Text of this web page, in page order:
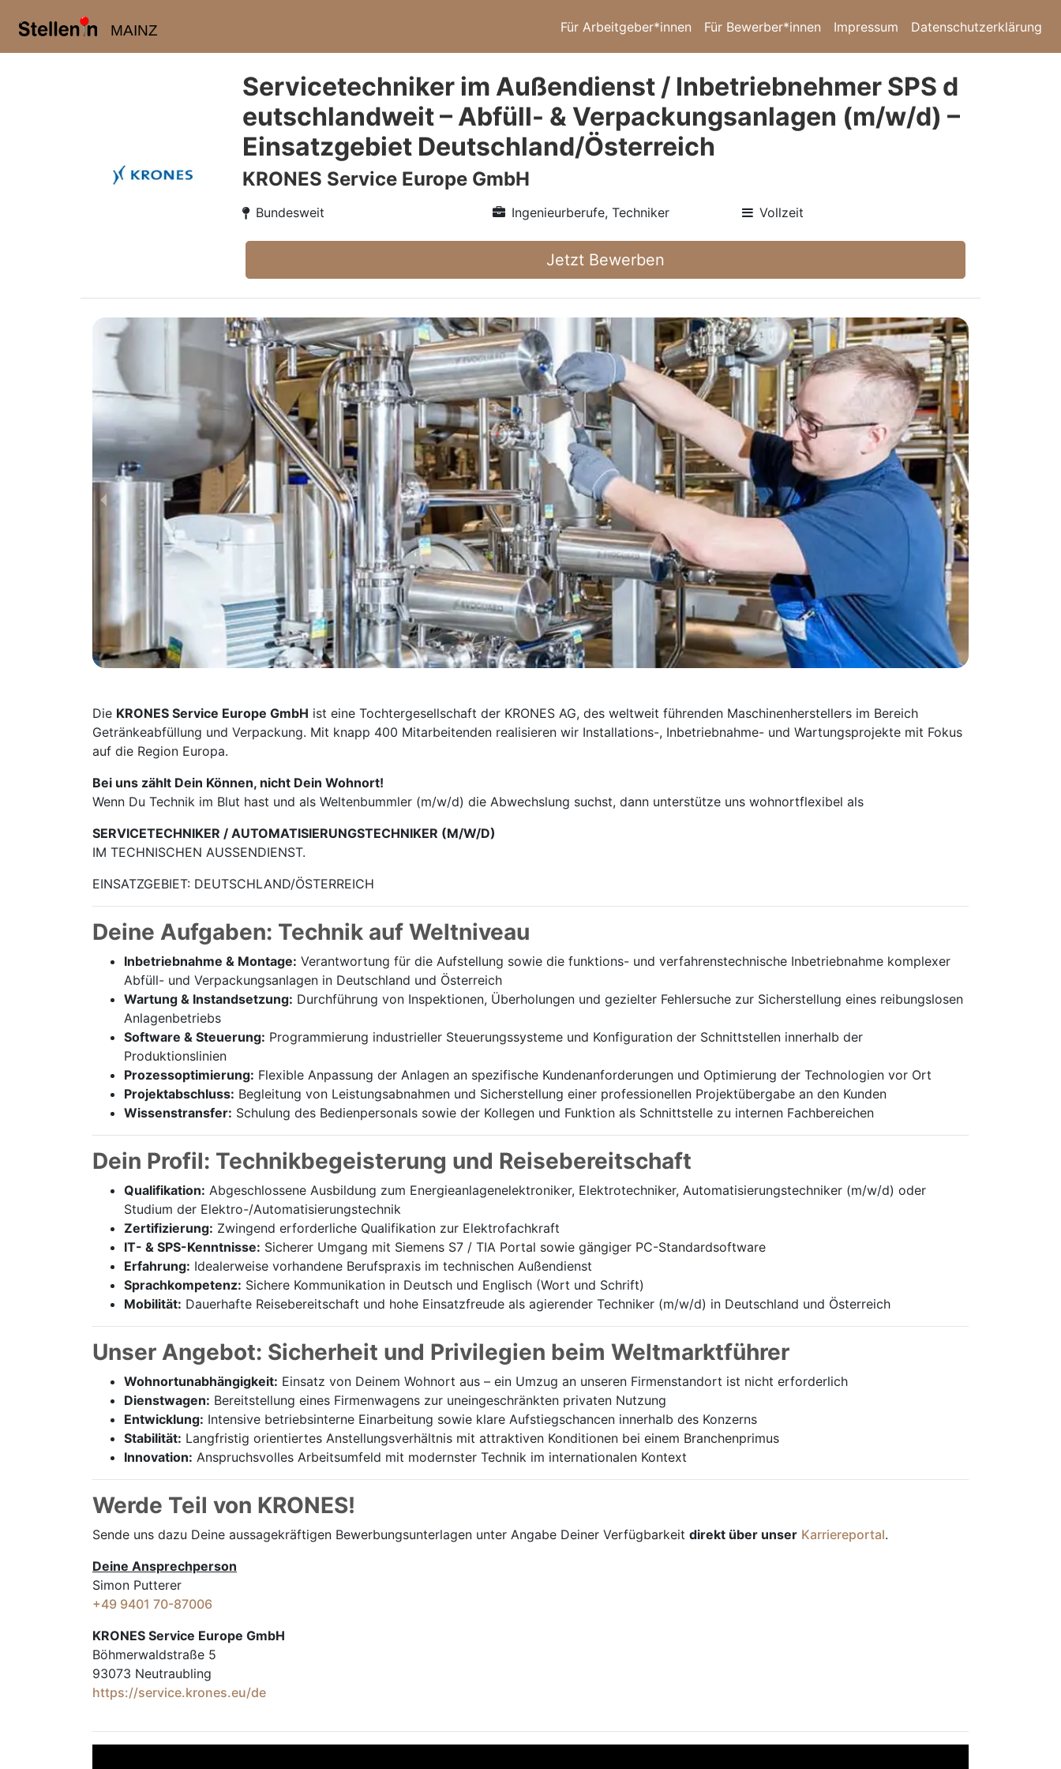
MAINZ Für Arbeitgeber*innen Für Bewerber*innen Impressum Datenschutzerklärung
Servicetechniker im Außendienst / Inbetriebnehmer SPS d
eutschlandweit – Abfüll- & Verpackungsanlagen (m/w/d) –
Einsatzgebiet Deutschland/Österreich
KRONES Service Europe GmbH
Bundesweit Ingenieurberufe, Techniker Vollzeit
Jetzt Bewerben
Die KRONES Service Europe GmbH ist eine Tochter­gesellschaft der KRONES AG, des weltweit führenden Maschinen­herstellers im Bereich
Getränke­abfüllung und Verpackung. Mit knapp 400 Mitarbei­tenden realisieren wir Installations-, Inbetrieb­nahme- und Wartungs­projekte mit Fokus
auf die Region Europa.
Bei uns zählt Dein Können, nicht Dein Wohnort!
Wenn Du Technik im Blut hast und als Weltenbummler (m/w/d) die Abwechslung suchst, dann unterstütze uns wohnortflexibel als
SERVICETECHNIKER / AUTOMATISIERUNGSTECHNIKER (M/W/D)
IM TECHNISCHEN AUSSENDIENST.
EINSATZGEBIET: DEUTSCHLAND/ÖSTERREICH
Deine Aufgaben: Technik auf Weltniveau
Inbetriebnahme & Montage: Verantwortung für die Aufstellung sowie die funktions- und verfahrenstechnische Inbetriebnahme komplexer
Abfüll- und Verpackungsanlagen in Deutschland und Österreich
Wartung & Instandsetzung: Durchführung von Inspektionen, Überholungen und gezielter Fehlersuche zur Sicherstellung eines reibungslosen
Anlagenbetriebs
Software & Steuerung: Programmierung industrieller Steuerungssysteme und Konfiguration der Schnittstellen innerhalb der
Produktionslinien
Prozessoptimierung: Flexible Anpassung der Anlagen an spezifische Kundenanforderungen und Optimierung der Technologien vor Ort
Projektabschluss: Begleitung von Leistungsabnahmen und Sicherstellung einer professionellen Projektübergabe an den Kunden
Wissenstransfer: Schulung des Bedienpersonals sowie der Kollegen und Funktion als Schnittstelle zu internen Fachbereichen
Dein Profil: Technikbegeisterung und Reisebereitschaft
Qualifikation: Abgeschlossene Ausbildung zum Energieanlagenelektroniker, Elektrotechniker, Automatisierungstechniker (m/w/d) oder
Studium der Elektro-/Automatisierungstechnik
Zertifizierung: Zwingend erforderliche Qualifikation zur Elektrofachkraft
IT- & SPS-Kenntnisse: Sicherer Umgang mit Siemens S7 / TIA Portal sowie gängiger PC-Standardsoftware
Erfahrung: Idealerweise vorhandene Berufspraxis im technischen Außendienst
Sprachkompetenz: Sichere Kommunikation in Deutsch und Englisch (Wort und Schrift)
Mobilität: Dauerhafte Reisebereitschaft und hohe Einsatzfreude als agierender Techniker (m/w/d) in Deutschland und Österreich
Unser Angebot: Sicherheit und Privilegien beim Weltmarktführer
Wohnortunabhängigkeit: Einsatz von Deinem Wohnort aus – ein Umzug an unseren Firmenstandort ist nicht erforderlich
Dienstwagen: Bereitstellung eines Firmenwagens zur uneingeschränkten privaten Nutzung
Entwicklung: Intensive betriebsinterne Einarbeitung sowie klare Aufstiegschancen innerhalb des Konzerns
Stabilität: Langfristig orientiertes Anstellungsverhältnis mit attraktiven Konditionen bei einem Branchenprimus
Innovation: Anspruchsvolles Arbeitsumfeld mit modernster Technik im internationalen Kontext
Werde Teil von KRONES!
Sende uns dazu Deine aussage­kräftigen Bewerbungsunterlagen unter Angabe Deiner Verfügbarkeit direkt über unser Karriereportal.
Deine Ansprechperson
Simon Putterer
+49 9401 70-87006
KRONES Service Europe GmbH
Böhmerwaldstraße 5
93073 Neutraubling
https://service.krones.eu/de